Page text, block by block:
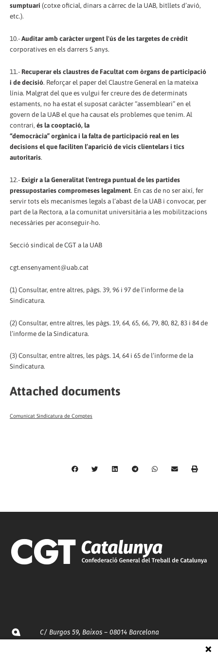
sumptuari (cotxe oficial, dinars a càrrec de la UAB, bitllets d’avió,
etc.).
10.-Auditar amb caràcter urgent l'ús de les targetes de crèdit
corporatives en els darrers 5 anys.
11.- Recuperar els claustres de Facultat com òrgans de participació
i de decisió. Reforçar el paper del Claustre General en la mateixa
línia. Malgrat del que es vulgui fer creure des de determinats
estaments, no ha estat el suposat caràcter “assembleari” en el
govern de la UAB el que ha causat els problemes que tenim. Al
contrari, és la cooptació, la
“democràcia” orgànica i la falta de participació real en les
decisions el que faciliten l’aparició de vicis clientelars i tics
autoritaris.
12.- Exigir a la Generalitat l'entrega puntual de les partides
pressupostaries compromeses legalment. En cas de no ser així, fer
servir tots els mecanismes legals a l’abast de la UAB i convocar, per
part de la Rectora, a la comunitat universitària a les mobilitzacions
necessàries per aconseguir-ho.
Secció sindical de CGT a la UAB
cgt.ensenyament@uab.cat
(1) Consultar, entre altres, pàgs. 39, 96 i 97 de l’informe de la
Sindicatura.
(2) Consultar, entre altres, les pàgs. 19, 64, 65, 66, 79, 80, 82, 83 i 84 de
l’informe de la Sindicatura.
(3) Consultar, entre altres, les pàgs. 14, 64 i 65 de l’informe de la
Sindicatura.
Attached documents
Comunicat Sindicatura de Comptes
C/ Burgos 59, Baixos – 08014 Barcelona